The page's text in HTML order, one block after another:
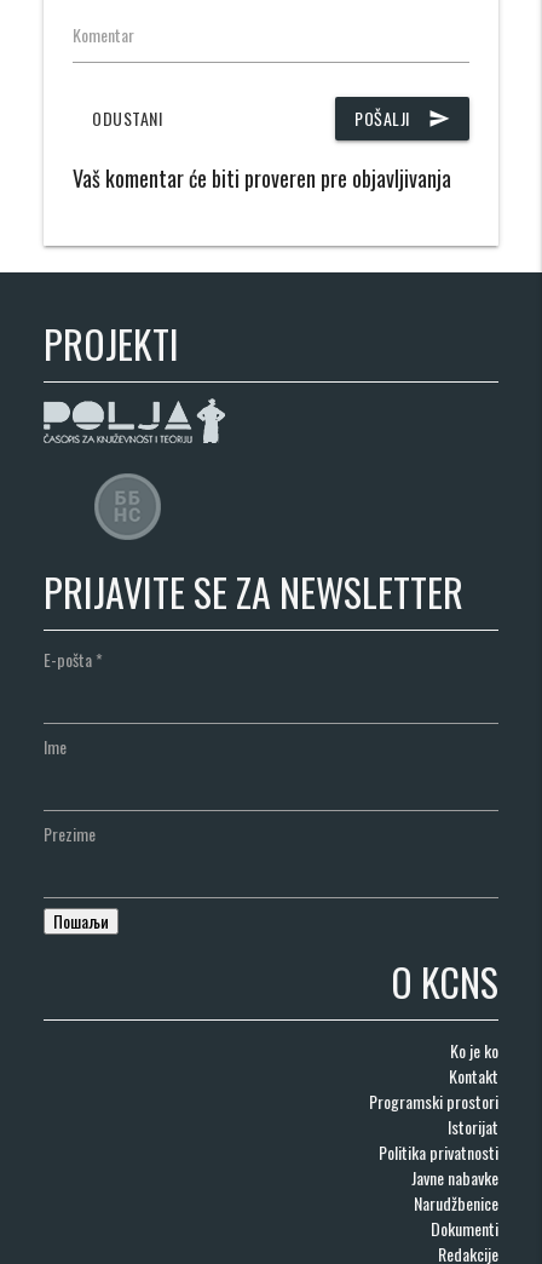
Komentar
POŠALJI send
ODUSTANI
Vaš komentar će biti proveren pre objavljivanja
PROJEKTI
PRIJAVITE SE ZA NEWSLETTER
E-pošta*
Ime
Prezime
O KCNS
Ko je ko
Kontakt
Programski prostori
Istorijat
Politika privatnosti
Javne nabavke
Narudžbenice
Dokumenti
Redakcije